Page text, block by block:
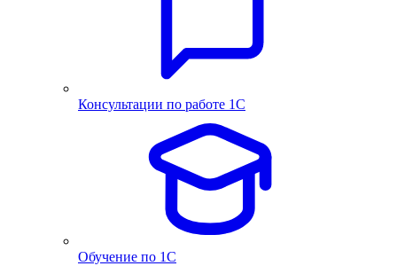
Консультации по работе 1С
Обучение по 1С